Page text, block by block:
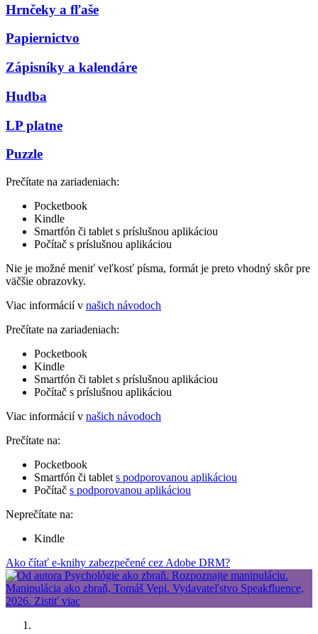
Hrnčeky a fľaše
Papiernictvo
Zápisníky a kalendáre
Hudba
LP platne
Puzzle
Prečítate na zariadeniach:
Pocketbook
Kindle
Smartfón či tablet s príslušnou aplikáciou
Počítač s príslušnou aplikáciou
Nie je možné meniť veľkosť písma, formát je preto vhodný skôr pre
väčšie obrazovky.
Viac informácií v našich návodoch
Prečítate na zariadeniach:
Pocketbook
Kindle
Smartfón či tablet s príslušnou aplikáciou
Počítač s príslušnou aplikáciou
Viac informácií v našich návodoch
Prečítate na:
Pocketbook
Smartfón či tablet s podporovanou aplikáciou
Počítač s podporovanou aplikáciou
Neprečítate na:
Kindle
Ako čítať e-knihy zabezpečené cez Adobe DRM?